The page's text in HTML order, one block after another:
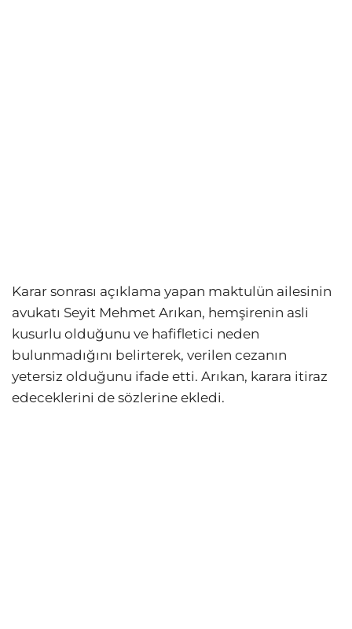
Karar sonrası açıklama yapan maktulün ailesinin
avukatı Seyit Mehmet Arıkan, hemşirenin asli
kusurlu olduğunu ve hafifletici neden
bulunmadığını belirterek, verilen cezanın
yetersiz olduğunu ifade etti. Arıkan, karara itiraz
edeceklerini de sözlerine ekledi.